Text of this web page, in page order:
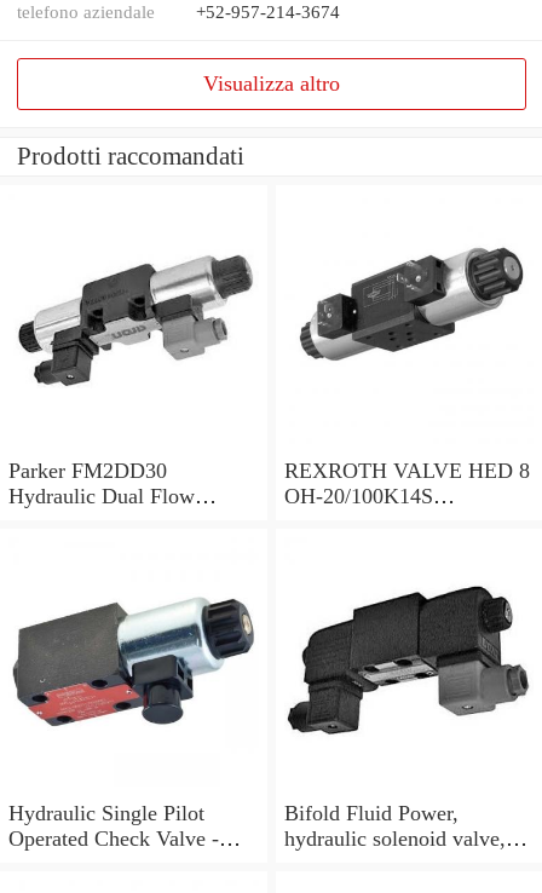
telefono aziendale +52-957-214-3674
Visualizza altro
Prodotti raccomandati
Parker FM2DD30
Hydraulic Dual Flow
REXROTH VALVE HED 8
OH-20/100K14S
Hydraulic Single Pilot
Operated Check Valve -
Bifold Fluid Power,
hydraulic solenoid valve,